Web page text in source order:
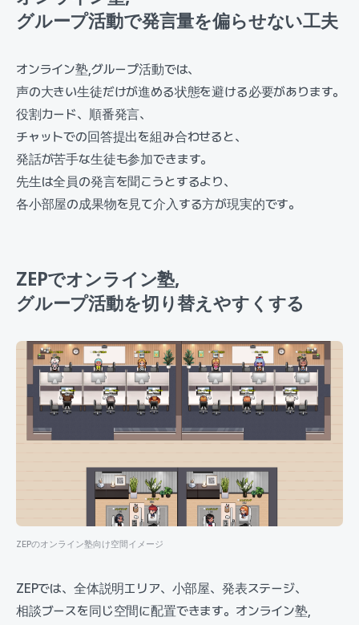
グループ活動で発言量を偏らせない工夫
オンライン塾,グループ活動では、
声の大きい生徒だけが進める状態を避ける必要があります。
役割カード、順番発言、
チャットでの回答提出を組み合わせると、
発話が苦手な生徒も参加できます。
先生は全員の発言を聞こうとするより、
各小部屋の成果物を見て介入する方が現実的です。
ZEPでオンライン塾,
グループ活動を切り替えやすくする
ZEPのオンライン塾向け空間イメージ
ZEPでは、全体説明エリア、小部屋、発表ステージ、
相談ブースを同じ空間に配置できます。オンライン塾,